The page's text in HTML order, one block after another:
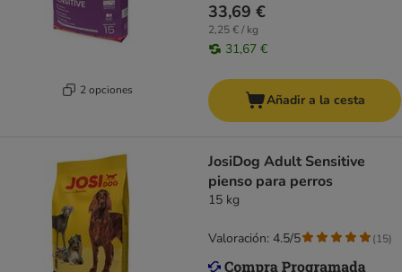
2 opciones
33,69 €
2,25 € / kg
31,67 €
Añadir a la cesta
JosiDog Adult Sensitive
pienso para perros
15 kg
Valoración: 4.5/5 (15)